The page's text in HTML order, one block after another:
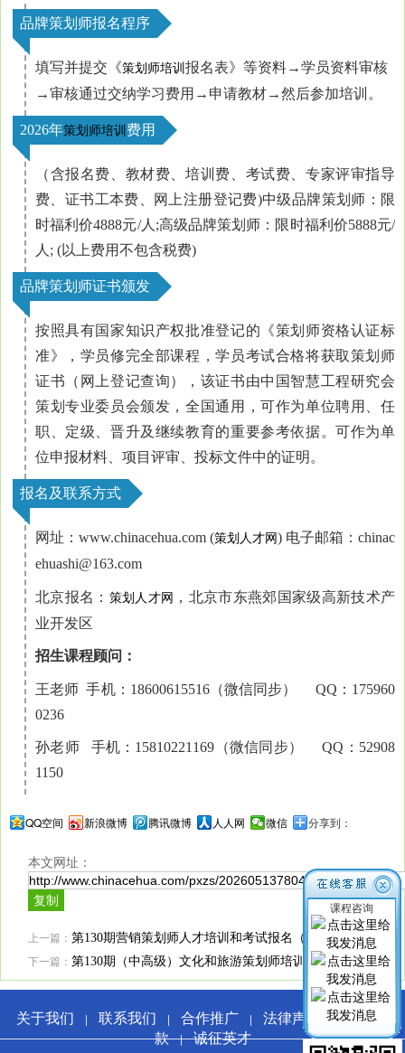
品牌策划师报名程序
填写并提交《策划师培训 报名表》等资料→学员资料审核
→审核通过交纳学习费用→申请教材→然后参加培训。
2026年策划师培训 费用
（含报名费、教材费、培训费、考试费、专家评审指导
费、证书工本费、网上注册登记费)中级品牌策划师： 限
时福利价4888元/人;高级品牌策划师： 限时福利价5888元/
人; (以上费用不包含税费)
品牌策划师证书颁发
按照具有国家知识产权批准登记的《策划师资格认证标
准》，学员修完全部课程，学员考试合格将获取策划师
证书（网上登记查询），该证书由中国智慧工程研究会
策划专业委员会颁发，全国通用，可作为单位聘用、任
职、定级、晋升及继续教育的重要参考依据。可作为单
位申报材料、项目评审、投标文件中的证明。
报名及联系方式
网址：www.chinacehua.com (策划人才网 ) 电子邮箱：chinac
ehuashi@163.com
北京报名： 策划人才网
，北京市东燕郊国家级高新技术产
业开发区
招生课程顾问：
王老师 手机：18600615516（微信同步） QQ：175960
0236
孙老师 手机：15810221169（微信同步） QQ：52908
1150
QQ空间 新浪微博 腾讯微博 人人网 微信 分享到：
本文网址：
上一篇： 第130期营销策划师人才培训和考试报名（中/高级）
下一篇： 第130期（中高级）文化和旅游策划师培训和考试报名
关于我们 | 联系我们 | 合作推广 | 法律声明 |服务条
款|诚征英才
课程咨询